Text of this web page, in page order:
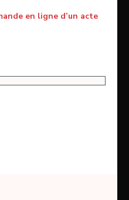
en ligne d’un acte